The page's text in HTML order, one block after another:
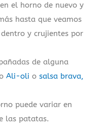
el horno de nuevo y
hasta que veamos
y crujientes por
de alguna
Ali-oli osalsa brava,
puede variar en
las patatas.